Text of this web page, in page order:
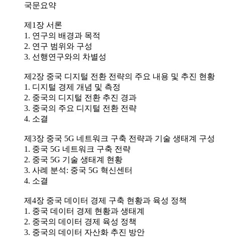
국문요약
제1장 서론
1. 연구의 배경과 목적
2. 연구 범위와 구성
3. 선행연구와의 차별성
제2장 중국 디지털 전환 전략의 주요 내용 및 추진 현황
1. 디지털 경제 개념 및 측정
2. 중국의 디지털 전환 추진 경과
3. 중국의 주요 디지털 전환 전략
4. 소결
제3장 중국 5G 네트워크 구축 전략과 기술 생태계 구성
1. 중국 5G 네트워크 구축 전략
2. 중국 5G 기술 생태계 현황
3. 사례 분석: 중국 5G 혁신센터
4. 소결
제4장 중국 데이터 경제 구축 현황과 육성 정책
1. 중국 데이터 경제 현황과 생태계
2. 중국의 데이터 경제 육성 정책
3. 중국의 데이터 자산화 추진 방안